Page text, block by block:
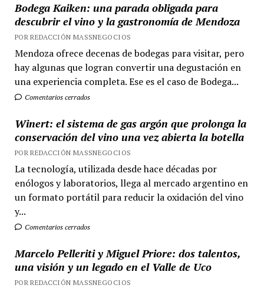
Bodega Kaiken: una parada obligada para
descubrir el vino y la gastronomía de Mendoza
POR REDACCIÓN MASSNEGOCIOS
Mendoza ofrece decenas de bodegas para visitar, pero
hay algunas que logran convertir una degustación en
una experiencia completa. Ese es el caso de Bodega...
Comentarios cerrados
Winert: el sistema de gas argón que prolonga la
conservación del vino una vez abierta la botella
POR REDACCIÓN MASSNEGOCIOS
La tecnología, utilizada desde hace décadas por
enólogos y laboratorios, llega al mercado argentino en
un formato portátil para reducir la oxidación del vino
y...
Comentarios cerrados
Marcelo Pelleriti y Miguel Priore: dos talentos,
una visión y un legado en el Valle de Uco
POR REDACCIÓN MASSNEGOCIOS